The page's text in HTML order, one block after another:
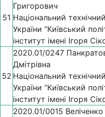
51
Григорович
Національний
України “Київський
інститут імені Ігоря
52
2020.01/0247
Дмітрівна
Національний
України “Київський
інститут імені Ігоря
2020.01/0015